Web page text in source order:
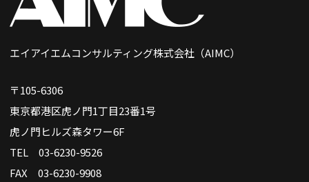
エイアイエムコンサルティング株式会社（AIMC）
〒105-6306
東京都港区虎ノ門1丁目23番1号
虎ノ門ヒルズ森タワー6F
TEL 03-6230-9526
FAX 03-6230-9908